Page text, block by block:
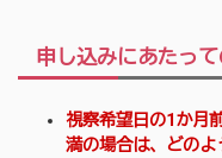
申し込みにあたっ
視察希望日の1か月
満の場合は、どの